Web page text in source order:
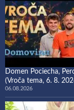
Domen Pociecha,
(Vroča tema, 6. 8.
06.08.2026